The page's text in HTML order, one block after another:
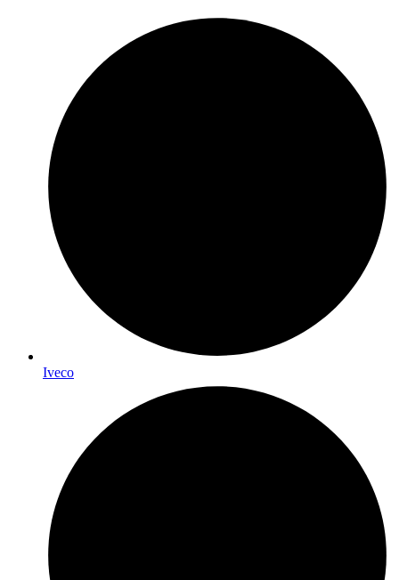
Iveco